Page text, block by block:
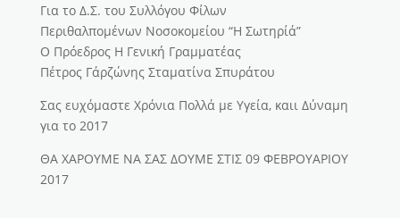
Για το Δ.Σ. του Συλλόγου Φίλων
Περιθαλπομένων Νοσοκομείου “Η Σωτηρίά”
Ο Πρόεδρος Η Γενική Γραμματέας
Πέτρος Γάρζώνης Σταματίνα Σπυράτου
Σας ευχόμαστε Χρόνια Πολλά με Υγεία, καιι Δύναμη
για το 2017
ΘΑ ΧΑΡΟΥΜΕ ΝΑ ΣΑΣ ΔΟΥΜΕ ΣΤΙΣ 09 ΦΕΒΡΟΥΑΡΙΟΥ
2017